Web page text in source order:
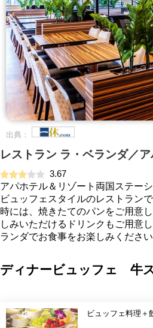
出典：
レストラン ラ・ベランダ／
3.67
アパホテル＆リゾート両国ステー
ビュッフェスタイルのレストラン
時には、焼きたてのパンをご用意
しみいただけるドリンクもご用意
ランダでお食事をお楽しみくださ
ディナービュッフェ 牛ス
ビュッフェ料理＋